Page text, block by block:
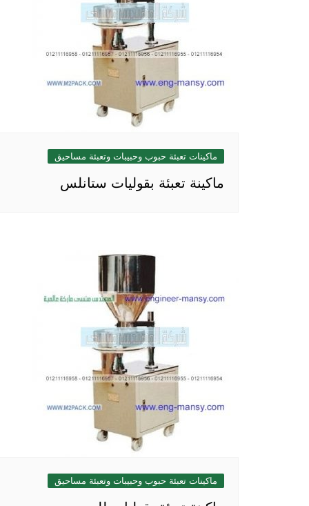
ماكينات تعبئة حبوب وحبيبات وتعبئة مساحيق
ماكينة تعبئة بقوليات ستانلس
ماكينات تعبئة حبوب وحبيبات وتعبئة مساحيق